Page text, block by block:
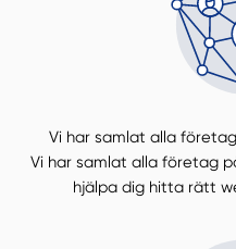
Vi har samlat alla
Vi har samlat alla företag
hjälpa dig hitta rätt